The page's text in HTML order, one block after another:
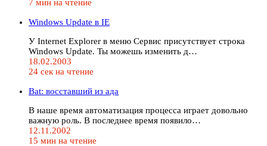
7 мин на чтение
Windows Update в IE
У Internet Explorer в меню Сервис присутствует строка
Windows Update. Ты можешь изменить д…
18.02.2003
24 сек на чтение
Bat: восставший из ада
В наше время автоматизация процесса играет довольно
важную роль. В последнее время появило…
12.11.2002
15 мин на чтение